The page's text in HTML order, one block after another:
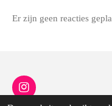
Er zijn geen reacties
I